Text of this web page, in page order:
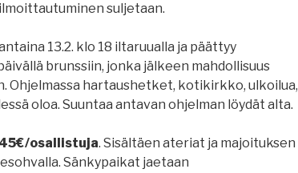
suljetaan.
13.2. klo 18 iltaruualla ja päättyy
brunssiin, jonka jälkeen mahdollisuus
Ohjelmassa hartaushetket, kotikirkko, ulkoilua,
oloa. Suuntaa antavan ohjelman löydät alta.
osallistuja. Sisältäen ateriat ja majoituksen
Sänkypaikat jaetaan